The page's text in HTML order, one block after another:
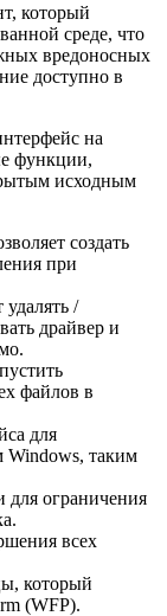
который
среде, что
вредоносных
доступно в
на
функции,
исходным
создать
при
/
драйвер и
файлов в
для
Windows, таким
для ограничения
всех
который
(WFP).